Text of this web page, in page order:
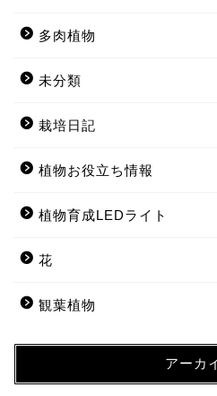
多肉植物
未分類
栽培日記
植物お役立ち情報
植物育成LEDライト
花
観葉植物
アーカ